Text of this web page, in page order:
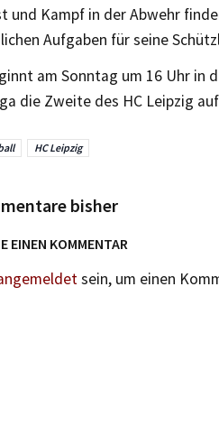
und Kampf in der Abwehr
Aufgaben für seine
am Sonntag um 16 Uhr
die Zweite des HC Leipzig
HC Leipzig
bisher
EINEN KOMMENTAR
sein, um einen